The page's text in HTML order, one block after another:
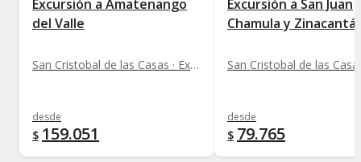
Excursión a Amatenango
del Valle
San Cristobal de las Casas · Excursiones
desde
$ 159.051
Excursión a San Juan
Chamula y
desde
$ 79.765